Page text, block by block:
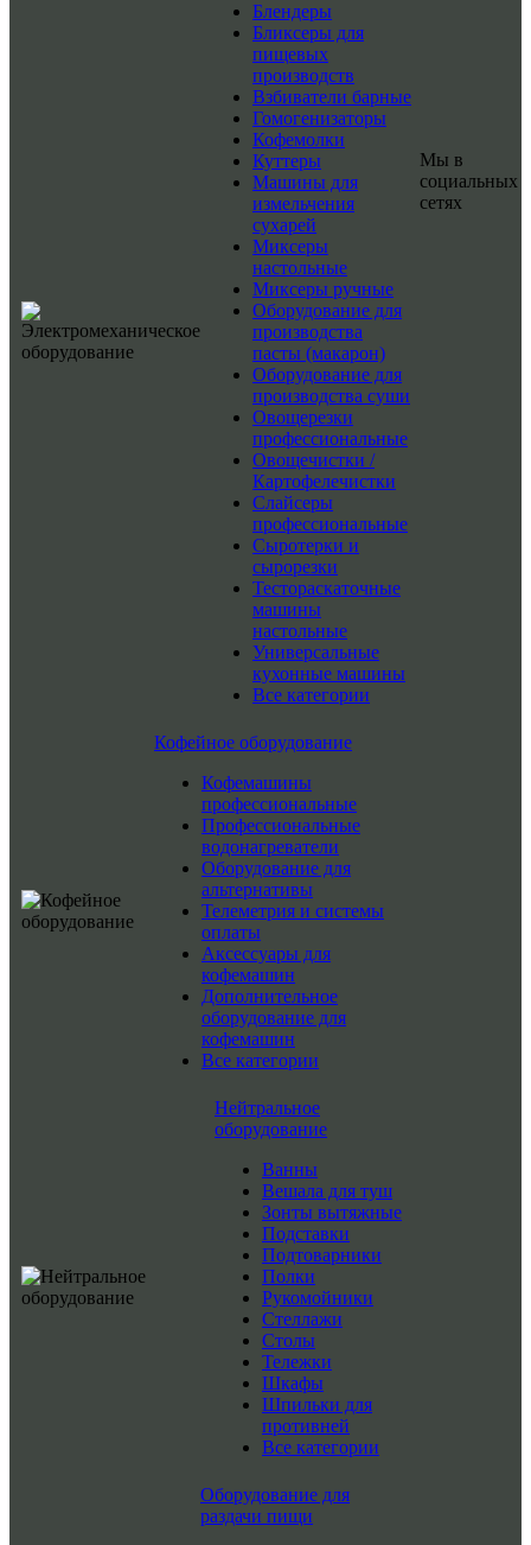
Блендеры
Бликсеры для
пищевых
производств
Взбиватели барные
Гомогенизаторы
Кофемолки
Куттеры
Машины для
измельчения
сухарей
Миксеры
настольные
Миксеры ручные
Оборудование для
производства
пасты (макарон)
Оборудование для
производства суши
Овощерезки
профессиональные
Овощечистки /
Картофелечистки
Слайсеры
профессиональные
Сыротерки и
сырорезки
Тестораскаточные
машины
настольные
Универсальные
кухонные машины
Все категории
Кофейное оборудование
Кофемашины
профессиональные
Профессиональные
водонагреватели
Оборудование для
альтернативы
Телеметрия и системы
оплаты
Аксессуары для
кофемашин
Дополнительное
оборудование для
кофемашин
Все категории
Нейтральное
оборудование
Ванны
Вешала для туш
Зонты вытяжные
Подставки
Подтоварники
Полки
Рукомойники
Стеллажи
Столы
Тележки
Шкафы
Шпильки для
противней
Все категории
Оборудование для
раздачи пищи
Мы в
социальных
сетях